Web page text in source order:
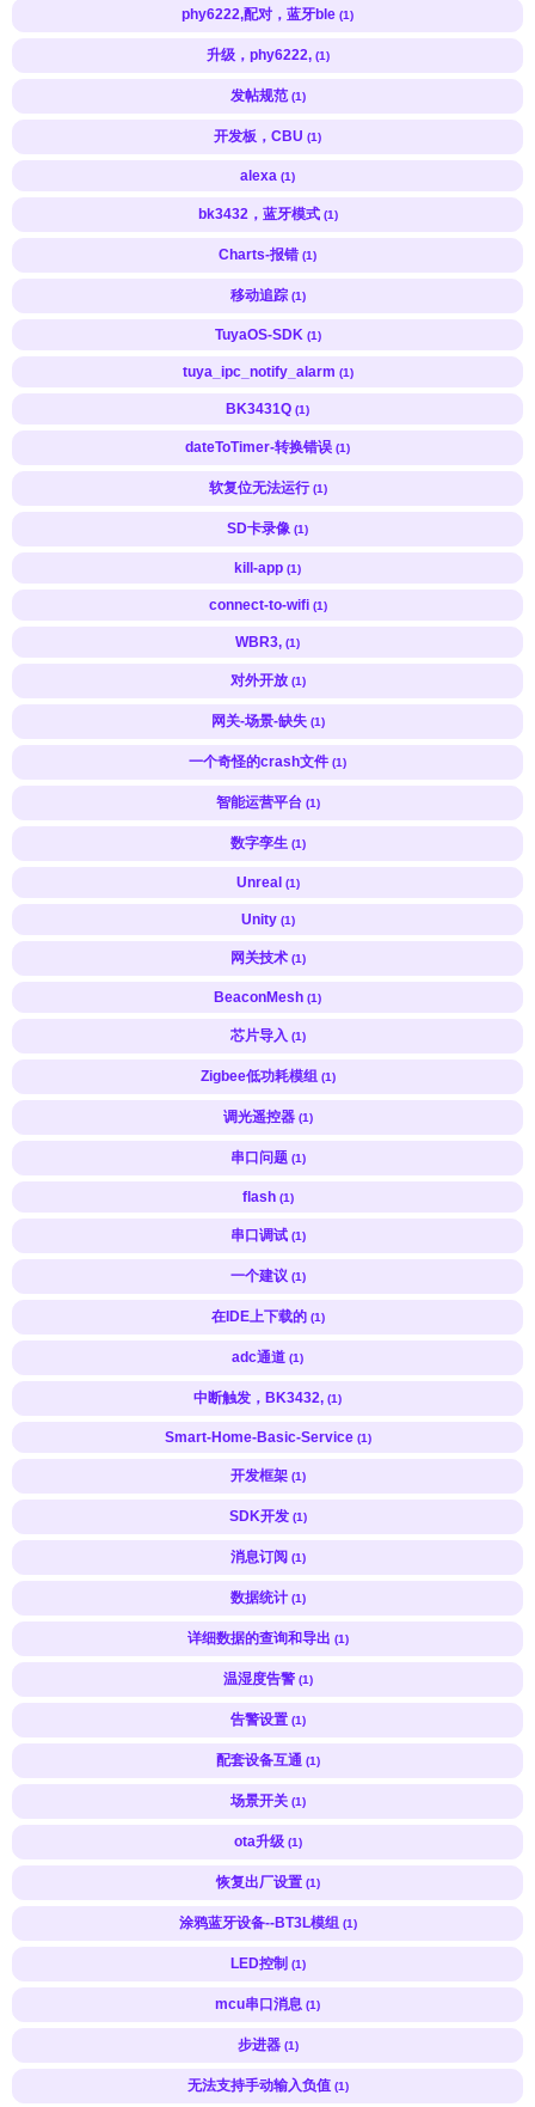
phy6222,配对，蓝牙ble (1)
升级，phy6222, (1)
发帖规范 (1)
开发板，CBU (1)
alexa (1)
bk3432，蓝牙模式 (1)
Charts-报错 (1)
移动追踪 (1)
TuyaOS-SDK (1)
tuya_ipc_notify_alarm (1)
BK3431Q (1)
dateToTimer-转换错误 (1)
软复位无法运行 (1)
SD卡录像 (1)
kill-app (1)
connect-to-wifi (1)
WBR3, (1)
对外开放 (1)
网关-场景-缺失 (1)
一个奇怪的crash文件 (1)
智能运营平台 (1)
数字孪生 (1)
Unreal (1)
Unity (1)
网关技术 (1)
BeaconMesh (1)
芯片导入 (1)
Zigbee低功耗模组 (1)
调光遥控器 (1)
串口问题 (1)
flash (1)
串口调试 (1)
一个建议 (1)
在IDE上下载的 (1)
adc通道 (1)
中断触发，BK3432, (1)
Smart-Home-Basic-Service (1)
开发框架 (1)
SDK开发 (1)
消息订阅 (1)
数据统计 (1)
详细数据的查询和导出 (1)
温湿度告警 (1)
告警设置 (1)
配套设备互通 (1)
场景开关 (1)
ota升级 (1)
恢复出厂设置 (1)
涂鸦蓝牙设备--BT3L模组 (1)
LED控制 (1)
mcu串口消息 (1)
步进器 (1)
无法支持手动输入负值 (1)